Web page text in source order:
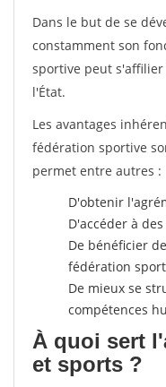
Dans le but de se
constamment son
sportive peut
l'État.
Les avantages
fédération sportive
permet entre autres :
D'obtenir
D'accéder à
De bénéficier
fédération
De mieux se
compétences
À quoi sert
et sports ?